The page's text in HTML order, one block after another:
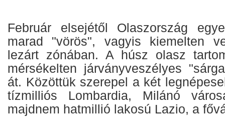
Február elsejétől Olaszország
marad "vörös", vagyis kiemelten
lezárt zónában. A húsz olasz
mérsékelten járványveszélyes
át. Közöttük szerepel a két
tízmilliós Lombardia, Milánó
majdnem hatmillió lakosú Lazio, a